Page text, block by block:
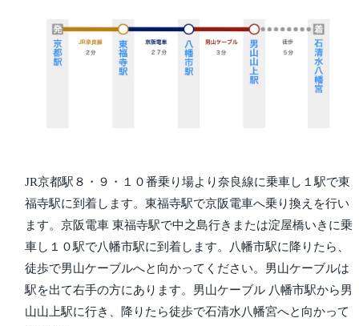
JR京都駅８・９・１０番乗り場より奈良線に乗車し１駅で東
福寺駅に到着します。東福寺駅で京阪電車へ乗り換えを行い
ます。京阪電車 東福寺駅で中之島行きまたは淀屋橋いきに乗
車し１０駅で八幡市駅に到着します。八幡市駅に降りたら、
徒歩で男山ケーブルへと向かってください。男山ケーブルは
駅を出て右手の方にあります。男山ケーブル 八幡市駅から男
山山上駅に行き、降りたら徒歩で石清水八幡宮へと向かって